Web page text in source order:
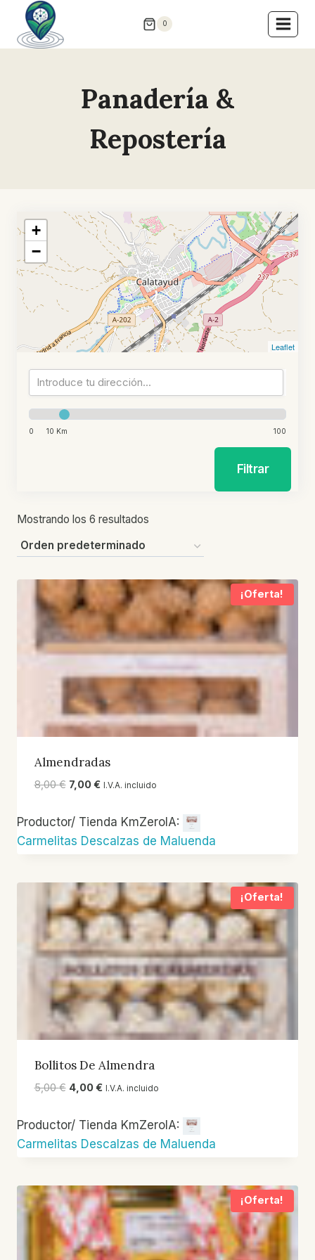
Saltar
contenido
0
Panadería &
Repostería
+
−
Leaflet
0 10 Km 100
Filtrar
Mostrando los 6 resultados
¡Oferta!
Almendradas
8,00€ El
original
8,00 €.
7,00€El
actual
7,00 €.
I.V.A. incluido
Productor/ Tienda KmZeroIA:
Carmelitas Descalzas de Maluenda
¡Oferta!
Bollitos De Almendra
5,00€ El
original
5,00 €.
4,00€El
actual
4,00 €.
I.V.A. incluido
Productor/ Tienda KmZeroIA:
Carmelitas Descalzas de Maluenda
¡Oferta!